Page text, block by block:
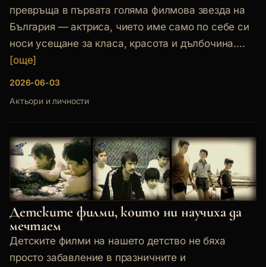
превръща в първата голяма филмова звезда на
България — актриса, чието име само по себе си
носи усещане за класа, красота и дълбочина....
[още]
2026-06-03
Актьори и личности
Детските филми, които ни научиха да
мечтаем
Детските филми на нашето детство не бяха
просто забавление в празничните и